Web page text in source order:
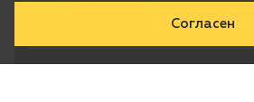
Согласен